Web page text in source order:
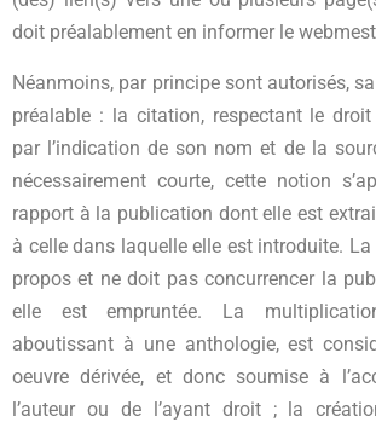
doit préalablement en informer le
Néanmoins, par principe sont autorisés,
préalable : la citation, respectant le droit
par l’indication de son nom et de la
nécessairement courte, cette notion
rapport à la publication dont elle est
à celle dans laquelle elle est introduite.
propos et ne doit pas concurrencer la
elle est empruntée. La
aboutissant à une anthologie, est
oeuvre dérivée, et donc soumise à
l’auteur ou de l’ayant droit ; la